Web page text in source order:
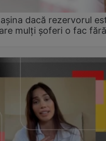
dacă rezervorul
mulți șoferi o fac